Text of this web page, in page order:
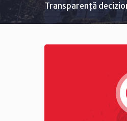
Transparență